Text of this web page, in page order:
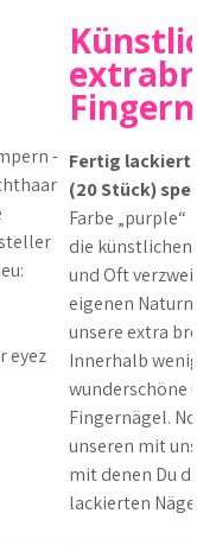
-
eyez
Fertig lackierte
(20 Stück)
Farbe „purple“
die künstlichen
und Oft
eigenen
unsere extra
Innerhalb
wunderschöne
Fingernägel.
unseren mit
mit denen Du
lackierten Nägel